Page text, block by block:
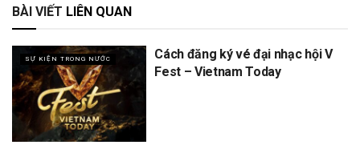
BÀI VIẾT LIÊN QUAN
SỰ KIỆN TRONG NƯỚC
Cách đăng ký vé đại nhạc hội V
Fest – Vietnam Today